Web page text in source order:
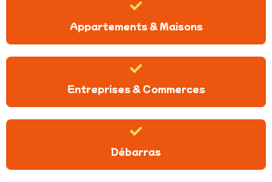
Appartements & Maisons
Entreprises & Commerces
Débarras